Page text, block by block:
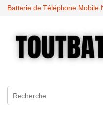
Batterie de Téléphone Mobile